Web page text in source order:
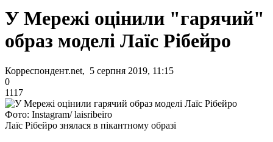
У Мережі оцінили "гарячий"
образ моделі Лаїс Рібейро
Корреспондент.net, 5 серпня 2019, 11:15
0
1117
Фото: Instagram/ laisribeiro
Лаїс Рібейро знялася в пікантному образі